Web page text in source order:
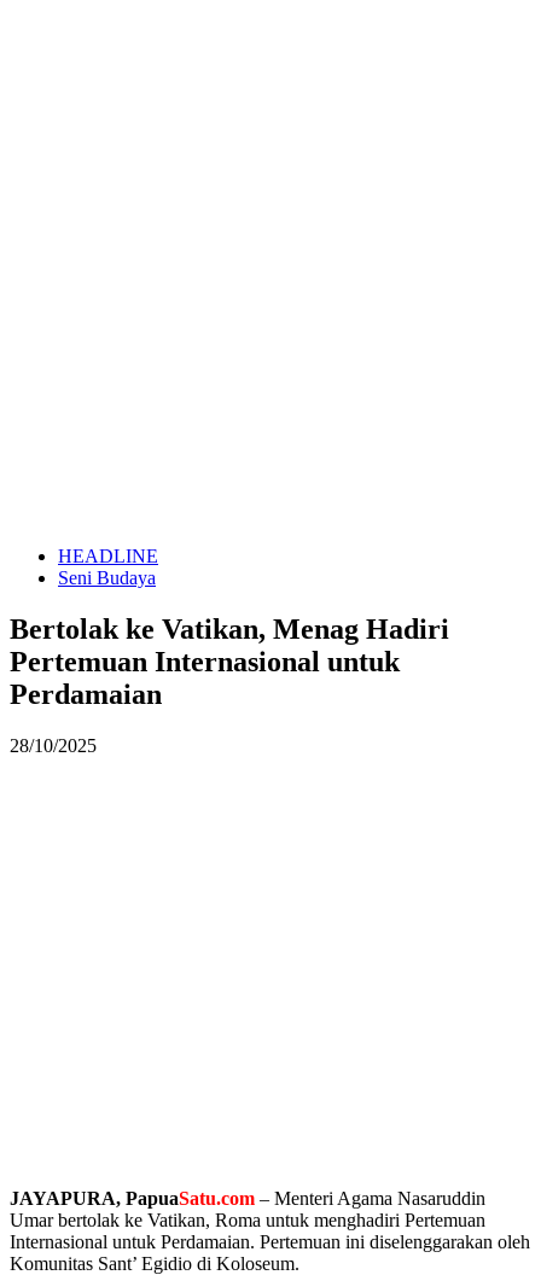
HEADLINE
Seni Budaya
Bertolak ke Vatikan, Menag Hadiri
Pertemuan Internasional untuk
Perdamaian
28/10/2025
JAYAPURA, PapuaSatu.com – Menteri Agama Nasaruddin
Umar bertolak ke Vatikan, Roma untuk menghadiri Pertemuan
Internasional untuk Perdamaian. Pertemuan ini diselenggarakan oleh
Komunitas Sant’ Egidio di Koloseum.